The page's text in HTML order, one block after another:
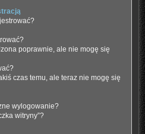
poprawnie, ale nie mogę się
czas temu, ale teraz nie mogę się
wylogowanie?
witryny”?